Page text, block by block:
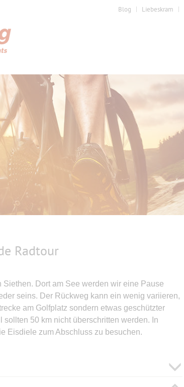
Blog Liebeskram
Radtour
Dort am See werden wir eine Pause
seins. Der Rückweg kann ein wenig variieren,
am Golfplatz sondern etwas geschützter
50 km nicht überschritten werden. In
Eisdiele zum Abschluss zu besuchen.